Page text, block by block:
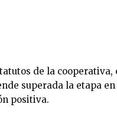
de la
superada la etapa
positiva.